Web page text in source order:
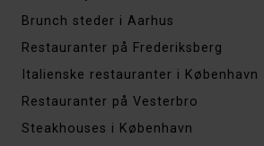
Brunch steder i Aarhus
Restauranter på Frederiksberg
Italienske restauranter i København
Restauranter på Vesterbro
Steakhouses i København